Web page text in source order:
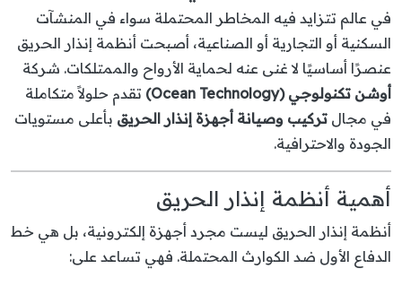
في عالم تتزايد فيه المخاطر المحتملة سواء في المنشآت
السكنية أو التجارية أو الصناعية، أصبحت أنظمة إنذار الحريق
عنصرًا أساسيًا لا غنى عنه لحماية الأرواح والممتلكات. شركة
أوشن تكنولوجي (Ocean Technology)
تقدم حلولاً متكاملة
في مجال تركيب وصيانة أجهزة إنذار الحريق بأعلى مستويات
الجودة والاحترافية.
أهمية أنظمة إنذار الحريق
أنظمة إنذار الحريق ليست مجرد أجهزة إلكترونية، بل هي خط
الدفاع الأول ضد الكوارث المحتملة. فهي تساعد على: